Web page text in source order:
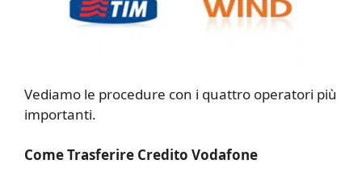
Vediamo le procedure con i quattro operatori più
importanti.
Come Trasferire Credito Vodafone